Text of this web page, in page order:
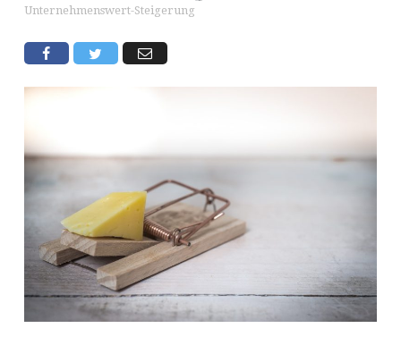
Unternehmenswert-Steigerung